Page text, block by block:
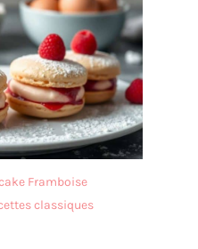
Framboise
classiques